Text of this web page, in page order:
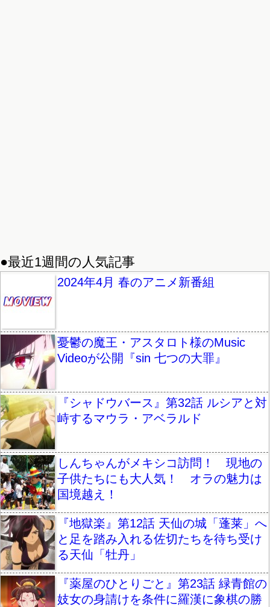
●最近1週間の人気記事
2024年4月 春のアニメ新番組
憂鬱の魔王・アスタロト様のMusic
Videoが公開『sin 七つの大罪』
『シャドウバース』第32話 ルシアと対
峙するマウラ・アベラルド
しんちゃんがメキシコ訪問！ 現地の
子供たちにも大人気！ オラの魅力は
国境越え！
『地獄楽』第12話 天仙の城「蓬莱」へ
と足を踏み入れる佐切たちを待ち受け
る天仙「牡丹」
『薬屋のひとりごと』第23話 緑青館の
妓女の身請けを条件に羅漢に象棋の勝